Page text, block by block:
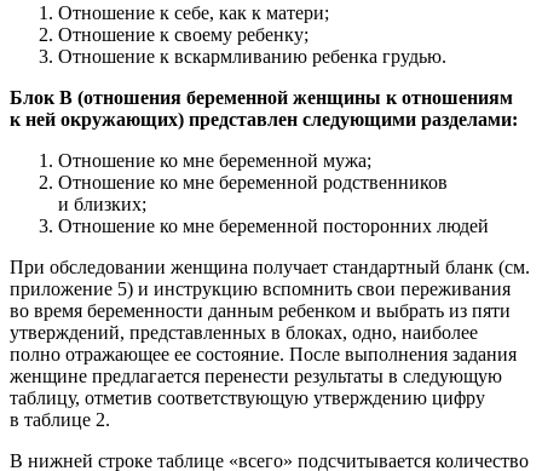
Отношение к себе, как к матери;
Отношение к своему ребенку;
Отношение к вскармливанию ребенка грудью.
Блок В (отношения беременной женщины к отношениям
к ней окружающих) представлен следующими разделами:
Отношение ко мне беременной мужа;
Отношение ко мне беременной родственников
и близких;
Отношение ко мне беременной посторонних людей
При обследовании женщина получает стандартный бланк (см.
приложение 5) и инструкцию вспомнить свои переживания
во время беременности данным ребенком и выбрать из пяти
утверждений, представленных в блоках, одно, наиболее
полно отражающее ее состояние. После выполнения задания
женщине предлагается перенести результаты в следующую
таблицу, отметив соответствующую утверждению цифру
в таблице 2.
В нижней строке таблице «всего» подсчитывается количество